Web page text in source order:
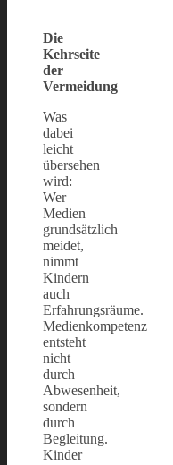
Die
Kehrseite
der
Vermeidung
Was
dabei
leicht
übersehen
wird:
Wer
Medien
grundsätzlich
meidet,
nimmt
Kindern
auch
Erfahrungsräume.
Medienkompetenz
entsteht
nicht
durch
Abwesenheit,
sondern
durch
Begleitung.
Kinder